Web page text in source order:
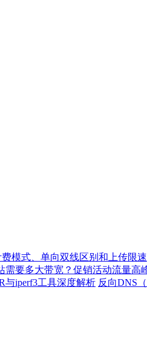
模式、单向双线区别和上传限速
需要多大带宽？促销活动流量高
与iperf3工具深度解析 反向DNS